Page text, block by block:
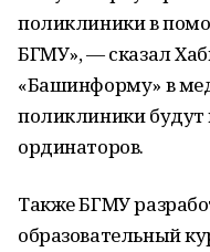
поликлиники в
БГМУ», — сказал
«Башинформу» в
поликлиники будут
ординаторов.
Также БГМУ
образовательный